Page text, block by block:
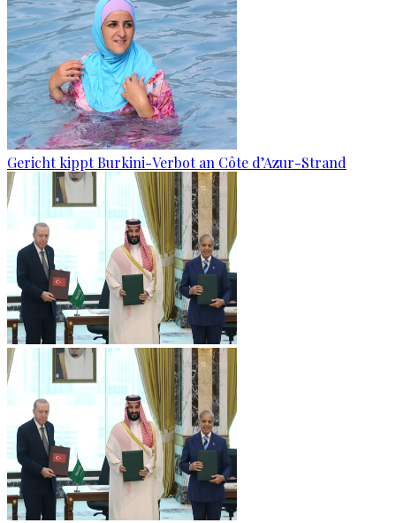
Gericht kippt Burkini-Verbot an Côte d’Azur-Strand